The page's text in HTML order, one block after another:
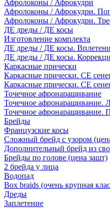
Афролоконы / Афрокудри
Афролоконы / Афрокудри.
Афролоконы / Афрокудри.
ДЕ дреды / ДЕ косы
Изготовление комплекта
ДЕ дреды / ДЕ косы.
ДЕ дреды / ДЕ косы.
Каркасные прически
Каркасные прически. СЕ
Каркасные прически. СЕ
Точечное афронаращивание
Точечное афронаращивание.
Точечное афронаращивание.
Брейды
Французские косы
Сложный брейд с узором
Дополнительный брейд из
Брейды по голове (цена зашт)
2 брейда у лица
Водопад
Box braids (очень крупная
Дреды
Заплетение